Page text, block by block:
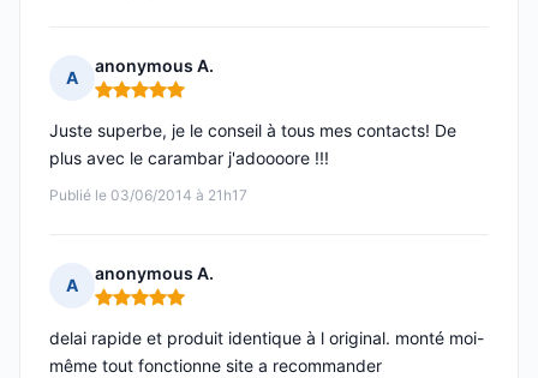
A
anonymous A.
Note : 5 sur 5
Publié le 03/06/2014 à 21h17
Juste superbe, je le conseil à tous mes contacts! De
plus avec le carambar j'adoooore !!!
A
anonymous A.
Note : 5 sur 5
delai rapide et produit identique à l original. monté moi-
même tout fonctionne site a recommander